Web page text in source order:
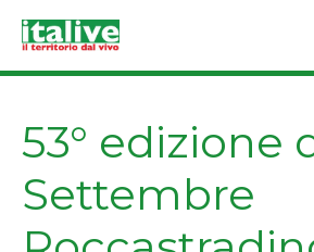
53° edizione
Settembre